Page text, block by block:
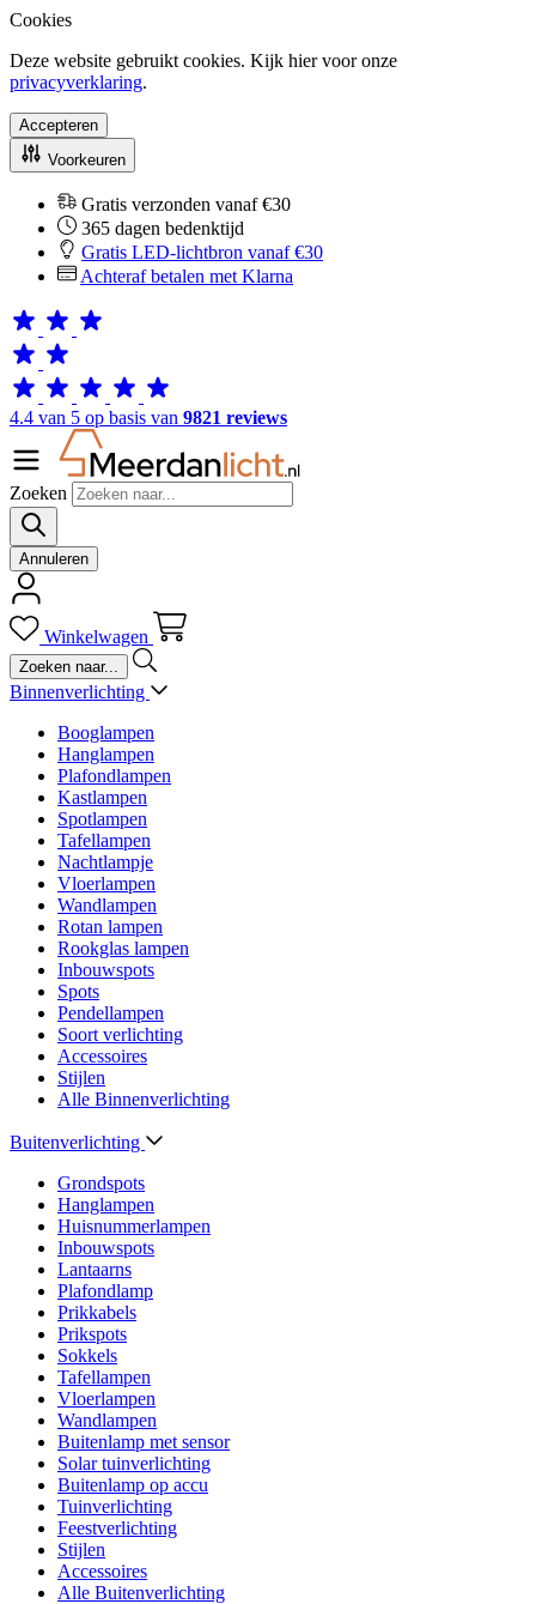
Cookies
Deze website gebruikt cookies. Kijk hier voor onze
privacyverklaring.
Accepteren
Voorkeuren
Gratis verzonden vanaf €30
365 dagen bedenktijd
Gratis LED-lichtbron vanaf €30
Achteraf betalen met Klarna
4.4 van 5 op basis van 9821 reviews
Zoeken
Annuleren
Winkelwagen
Binnenverlichting
Booglampen
Hanglampen
Plafondlampen
Kastlampen
Spotlampen
Tafellampen
Nachtlampje
Vloerlampen
Wandlampen
Rotan lampen
Rookglas lampen
Inbouwspots
Spots
Pendellampen
Soort verlichting
Accessoires
Stijlen
Alle Binnenverlichting
Buitenverlichting
Grondspots
Hanglampen
Huisnummerlampen
Inbouwspots
Lantaarns
Plafondlamp
Prikkabels
Prikspots
Sokkels
Tafellampen
Vloerlampen
Wandlampen
Buitenlamp met sensor
Solar tuinverlichting
Buitenlamp op accu
Tuinverlichting
Feestverlichting
Stijlen
Accessoires
Alle Buitenverlichting